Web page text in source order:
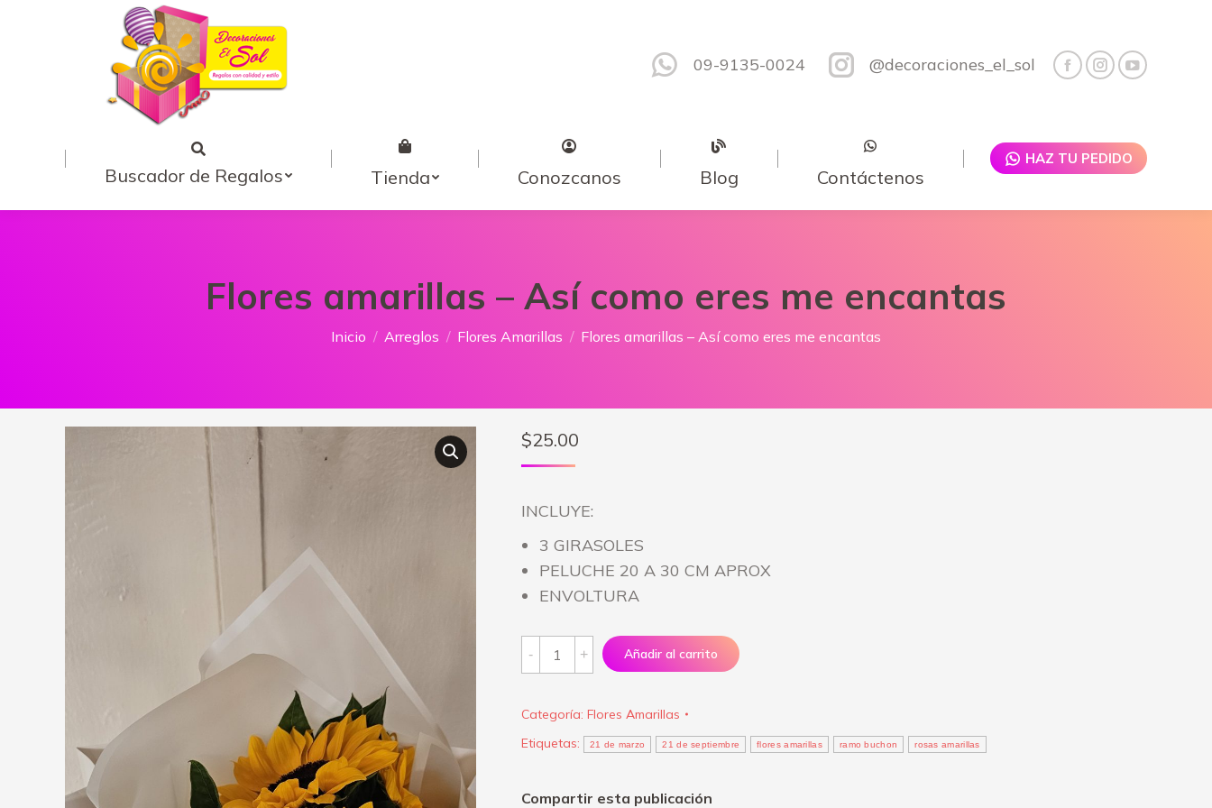
09-9135-0024 @decoraciones_el_sol
Buscador de Regalos Tienda Conozcanos Blog Contáctenos
HAZ TU PEDIDO
Flores amarillas – Así como eres me encantas
Estás aquí:
Inicio Arreglos Flores Amarillas Flores amarillas – Así como eres me encantas
$25.00
INCLUYE:
3 GIRASOLES
PELUCHE 20 A 30 CM APROX
ENVOLTURA
Flores
amarillas
Así
como
me
Añadir al carrito
Categoría: Flores Amarillas
Etiquetas:
21 de marzo 21 de septiembre flores amarillas ramo buchon rosas amarillas
Compartir esta publicación